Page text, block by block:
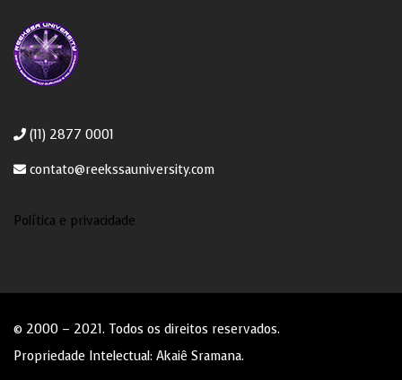
(11) 2877 0001
contato@reekssauniversity.com
Política e privacidade
© 2000 – 2021. Todos os direitos reservados.
Propriedade Intelectual: Akaiê Sramana.